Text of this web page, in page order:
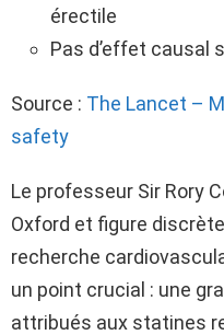
érectile
Pas d’effet causal
Source : The Lancet –
safety
Le professeur Sir Rory
Oxford et figure
recherche
un point crucial : une
attribués aux statines